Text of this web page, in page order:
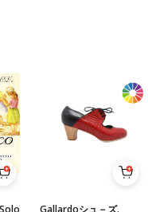
Gallardoシュ－ズ.